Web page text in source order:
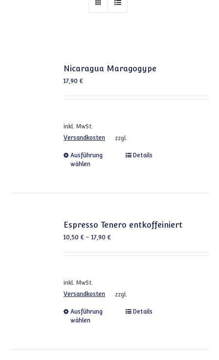
Nicaragua Maragogype
17,90€
inkl. MwSt.
zzgl.
Versandkosten
Ausführung
wählen
Dieses Produkt weist
Details
Espresso Tenero entkoffeiniert
10,50€–17,90€
inkl. MwSt.
zzgl.
Versandkosten
Ausführung
wählen
Dieses Produkt weist
Details